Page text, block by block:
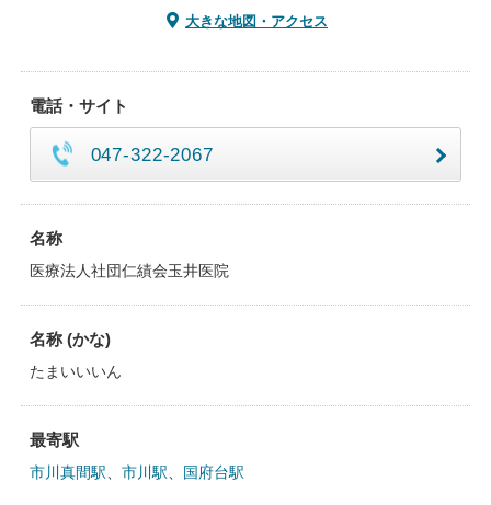
大きな地図・アクセス
電話・サイト
047-322-2067
名称
医療法人社団仁績会玉井医院
名称 (かな)
たまいいいん
最寄駅
市川真間駅 市川駅 国府台駅